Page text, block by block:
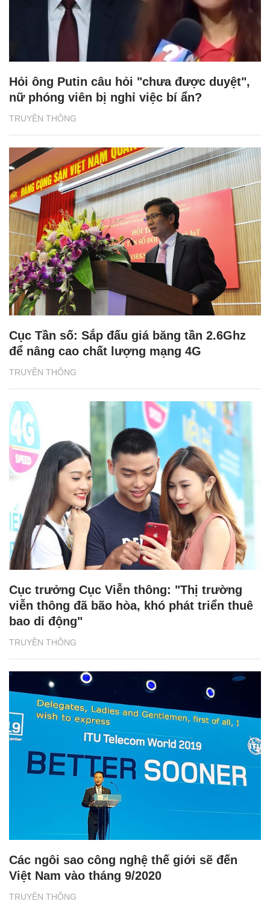
TRUYỀN THÔNG
Hỏi ông Putin câu hỏi "chưa được duyệt",
nữ phóng viên bị nghỉ việc bí ẩn?
TRUYỀN THÔNG
Cục Tần số: Sắp đấu giá băng tần 2.6Ghz
để nâng cao chất lượng mạng 4G
TRUYỀN THÔNG
Cục trưởng Cục Viễn thông: "Thị trường
viễn thông đã bão hòa, khó phát triển thuê
bao di động"
TRUYỀN THÔNG
Các ngôi sao công nghệ thế giới sẽ đến
Việt Nam vào tháng 9/2020